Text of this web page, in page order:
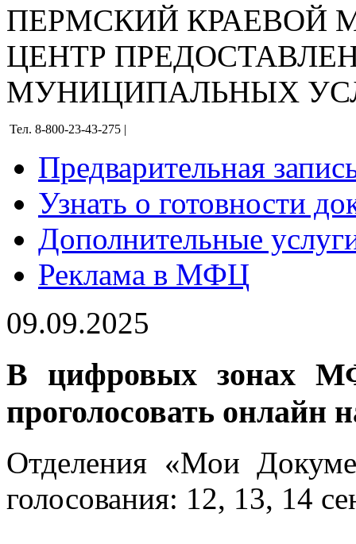
ПЕРМСКИЙ КРАЕВОЙ
ЦЕНТР
МУНИЦИПАЛЬНЫХ
Тел. 8-800-23-43-275 |
Предварительная
Узнать о готовности
Дополнительные
Реклама в МФЦ
09.09.2025
В цифровых зонах
проголосовать онлайн
Отделения «Мои
голосования: 12, 13, 14